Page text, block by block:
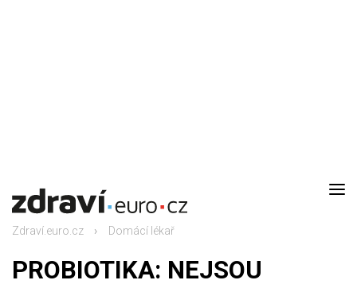
DOMÁCÍ LÉKAŘ
Zdraví.euro.cz Domácí lékař
PROBIOTIKA: NEJSOU